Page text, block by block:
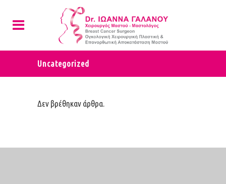
Uncategorized
Δεν βρέθηκαν άρθρα.